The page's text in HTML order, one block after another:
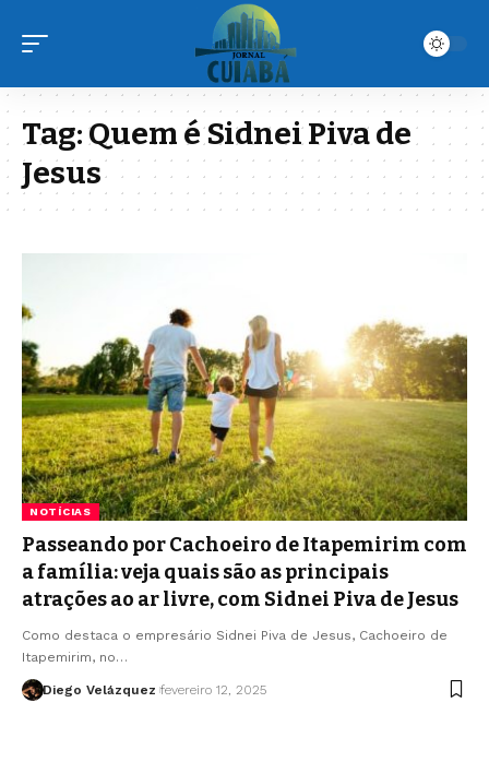
Tag:Quem é Sidnei Piva de
Jesus
NOTÍCIAS
Passeando por Cachoeiro de Itapemirim com
a família: veja quais são as principais
atrações ao ar livre, com Sidnei Piva de Jesus
Como destaca o empresário Sidnei Piva de Jesus, Cachoeiro de
Itapemirim, no…
Diego Velázquez fevereiro 12, 2025